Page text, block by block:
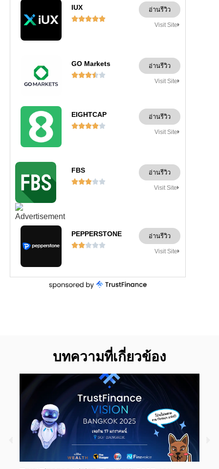
IUX

อ่านรีวิว
Visit Site
GO Markets

อ่านรีวิว
Visit Site
EIGHTCAP

อ่านรีวิว
Visit Site
FBS

อ่านรีวิว
Visit Site
PEPPERSTONE

อ่านรีวิว
Visit Site
บทความที่เกี่ยวข้อง